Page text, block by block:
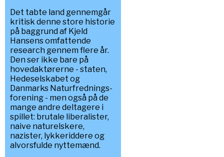
Det tabte land gennemgår
kritisk denne store historie
på baggrund af Kjeld
Hansens omfattende
research gennem flere år.
Den ser ikke bare på
hovedaktørerne - staten,
Hedeselskabet og
Danmarks Naturfrednings-
forening - men også på de
mange andre deltagere i
spillet: brutale liberalister,
naive naturelskere,
nazister, lykkeriddere og
alvorsfulde nyttemænd.